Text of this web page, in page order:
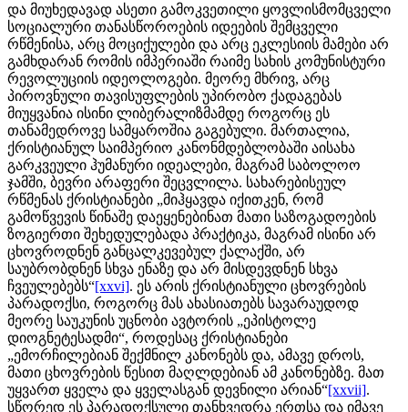
და მიუხედავად ასეთი გამოკვეთილი ყოვლისმომცველი
სოციალური თანასწოროების იდეების შემცველი
რწმენისა, არც მოციქულები და არც ეკლესიის მამები არ
გამხდარან რომის იმპერიაში რაიმე სახის კომუნისტური
რევოლუციის იდეოლოგები. მეორე მხრივ, არც
პიროვნული თავისუფლების უპირობო ქადაგებას
მიუყვანია ისინი ლიბერალიზმამდე როგორც ეს
თანამედროვე სამყაროშია გაგებული. მართალია,
ქრისტიანულ საიმპერიო კანონმდებლობაში აისახა
გარკვეული ჰუმანური იდეალები, მაგრამ საბოლოო
ჯამში, ბევრი არაფერი შეცვლილა. სახარებისეულ
რწმენას ქრისტიანები „მიჰყავდა იქითკენ, რომ
გამოწვევის წინაშე დაეყენებინათ მათი საზოგადოების
ზოგიერთი შეხედულებადა პრაქტიკა, მაგრამ ისინი არ
ცხოვროდნენ განცალკევებულ ქალაქში, არ
საუბრობდნენ სხვა ენაზე და არ მისდევდნენ სხვა
ჩვეულებებს“[xxvi]. ეს არის ქრისტიანული ცხოვრების
პარადოქსი, როგორც მას ახასიათებს სავარაუდოდ
მეორე საუკუნის უცნობი ავტორის „ეპისტოლე
დიოგნეტესადმი“, როდესაც ქრისტიანები
„ემორჩილებიან შექმნილ კანონებს და, ამავე დროს,
მათი ცხოვრების წესით მაღლდებიან ამ კანონებზე. მათ
უყვართ ყველა და ყველასგან დევნილი არიან“[xxvii].
სწორედ ეს პარადოქსული თანხვედრა ერთსა და იმავე